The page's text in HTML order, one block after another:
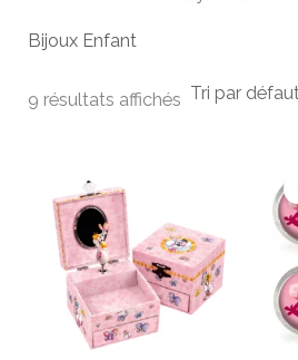
Bijoux Enfant
9 résultats affichés